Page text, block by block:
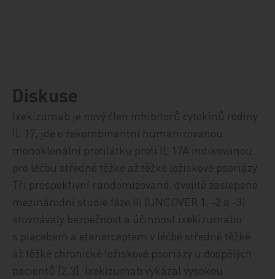
Diskuse
Ixekizumab je nový člen inhibitorů cytokinů rodiny
IL 17, jde o rekombinantní humanizovanou
monoklonální protilátku proti IL 17A indikovanou
pro léčbu středně těžké až těžké ložiskové psoriázy.
Tři prospektivní randomizované, dvojitě zaslepené
mezinárodní studie fáze III (UNCOVER 1, -2 a -3)
srovnávaly bezpečnost a účinnost ixekizumabu
s placebem a etanerceptem v léčbě středně těžké
až těžké chronické ložiskové psoriázy u dospělých
pacientů [2,3]. Ixekizumab vykázal vysokou